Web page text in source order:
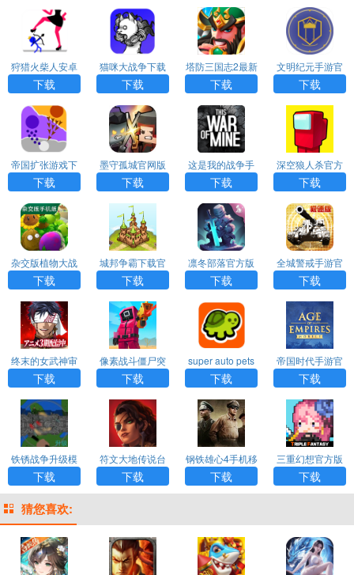
狩猎火柴人安卓
版下载安装
下载
猫咪大战争下载
最新版
下载
塔防三国志2最新
版下载
下载
文明纪元手游官
网版下载
下载
帝国扩张游戏下
载
下载
墨守孤城官网版
下载
下载
这是我的战争手
游下载
下载
深空狼人杀官方
版下载
下载
杂交版植物大战
僵尸手机版下载
下载
城邦争霸下载官
方版正版
下载
凛冬部落官方版
下载
全城警戒手游官
方下载
下载
终末的女武神审
判之日中文版下
载
下载
像素战斗僵尸突
袭官方版正版下
载
下载
super auto pets
手机版下载
下载
帝国时代手游官
方正版下载
下载
铁锈战争升级模
组5.0官方正版下
载
下载
符文大地传说台
服安卓下载
下载
钢铁雄心4手机移
植版最新版本下
载
下载
三重幻想官方版
下载
下载
猜您喜欢: